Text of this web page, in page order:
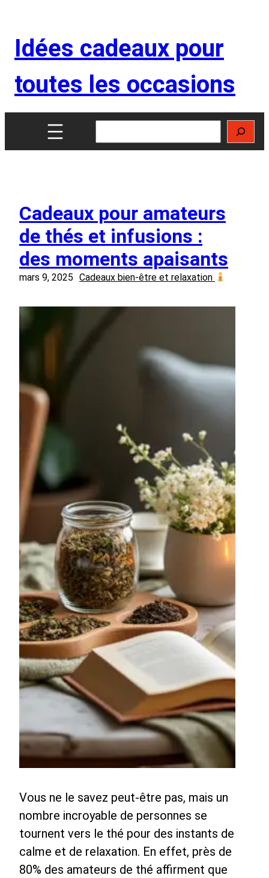
contenu
Idées cadeaux pour
toutes les occasions
Cadeaux pour amateurs
de thés et infusions :
des moments apaisants
mars 9, 2025 Cadeaux bien-être et relaxation
Vous ne le savez peut-être pas, mais un
nombre incroyable de personnes se
tournent vers le thé pour des instants de
calme et de relaxation. En effet, près de
80% des amateurs de thé affirment que